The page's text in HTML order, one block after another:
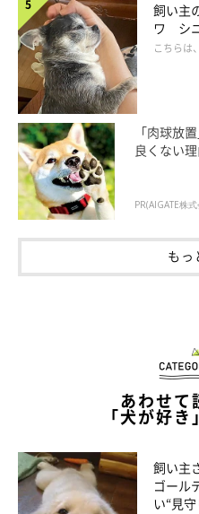
飼い主
ワ シ
かな暮
こちら
「肉球放
良くない理
PR(AIGATE株
もっ
あわせて
「犬が好
飼い主
ゴール
い“見